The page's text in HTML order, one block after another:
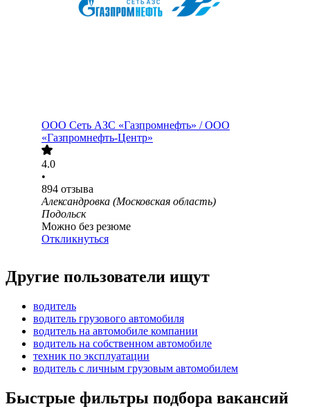
ООО Сеть АЗС «Газпромнефть» / ООО
«Газпромнефть-Центр»
4.0
•
894 отзыва
Александровка (Московская область)
Подольск
Можно без резюме
Откликнуться
Другие пользователи ищут
водитель
водитель грузового автомобиля
водитель на автомобиле компании
водитель на собственном автомобиле
техник по эксплуатации
водитель с личным грузовым автомобилем
Быстрые фильтры подбора вакансий